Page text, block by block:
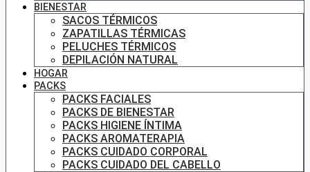
BIENESTAR
SACOS TÉRMICOS
ZAPATILLAS TÉRMICAS
PELUCHES TÉRMICOS
DEPILACIÓN NATURAL
HOGAR
PACKS
PACKS FACIALES
PACKS DE BIENESTAR
PACKS HIGIENE ÍNTIMA
PACKS AROMATERAPIA
PACKS CUIDADO CORPORAL
PACKS CUIDADO DEL CABELLO